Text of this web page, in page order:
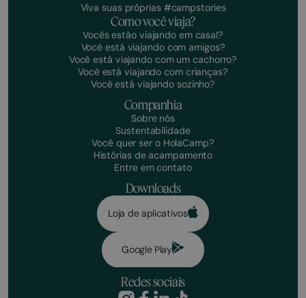
Viva suas próprias #campstories
Como você viaja?
Vocês estão viajando em casal?
Você está viajando com amigos?
Você está viajando com um cachorro?
Você está viajando com crianças?
Você está viajando sozinho?
Companhia
Sobre nós
Sustentabilidade
Você quer ser o HolaCamp?
Histórias de acampamento
Entre em contato
Downloads
Loja de aplicativos
Google Play
Redes sociais